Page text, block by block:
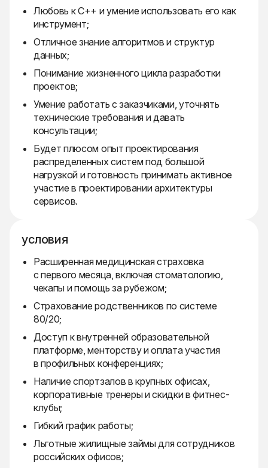
Любовь к C++ и умение использовать его как
инструмент;
Отличное знание алгоритмов и структур
данных;
Понимание жизненного цикла разработки
проектов;
Умение работать с заказчиками, уточнять
технические требования и давать
консультации;
Будет плюсом опыт проектирования
распределенных систем под большой
нагрузкой и готовность принимать активное
участие в проектировании архитектуры
сервисов.
условия
Расширенная медицинская страховка
с первого месяца, включая стоматологию,
чекапы и помощь за рубежом;
Страхование родственников по системе
80/20;
Доступ к внутренней образовательной
платформе, менторству и оплата участия
в профильных конференциях;
Наличие спортзалов в крупных офисах,
корпоративные тренеры и скидки в фитнес-
клубы;
Гибкий график работы;
Льготные жилищные займы для сотрудников
российских офисов;